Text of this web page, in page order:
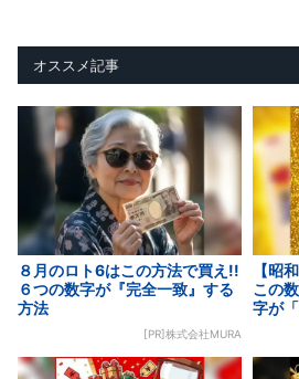
オススメ記事
８月のロト6はこの方法で買え!!
６つの数字が『完全一致』する
方法
[PR]株式会社MURA
【昭
この
字が